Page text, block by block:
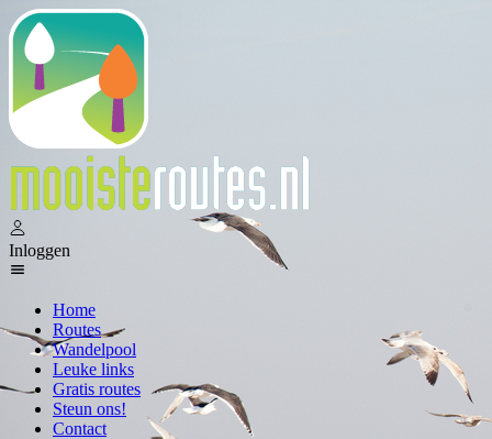
Inloggen
Home
Routes
Wandelpool
Leuke links
Gratis routes
Steun ons!
Contact